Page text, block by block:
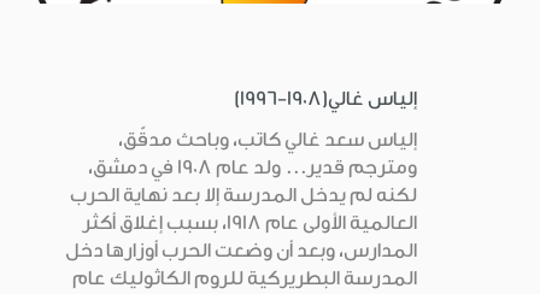
إلياس غالي(1908-1996)
إلياس سعد غالي كاتب، وباحث مدقّق،
ومترجم قدير... ولد عام 1908 في دمشق،
لكنه لم يدخل المدرسة إلا بعد نهاية الحرب
العالمية الأولى عام 1918، بسبب إغلاق أكثر
المدارس، وبعد أن وضعت الحرب أوزارها دخل
المدرسة البطريركية للروم الكاثوليك عام